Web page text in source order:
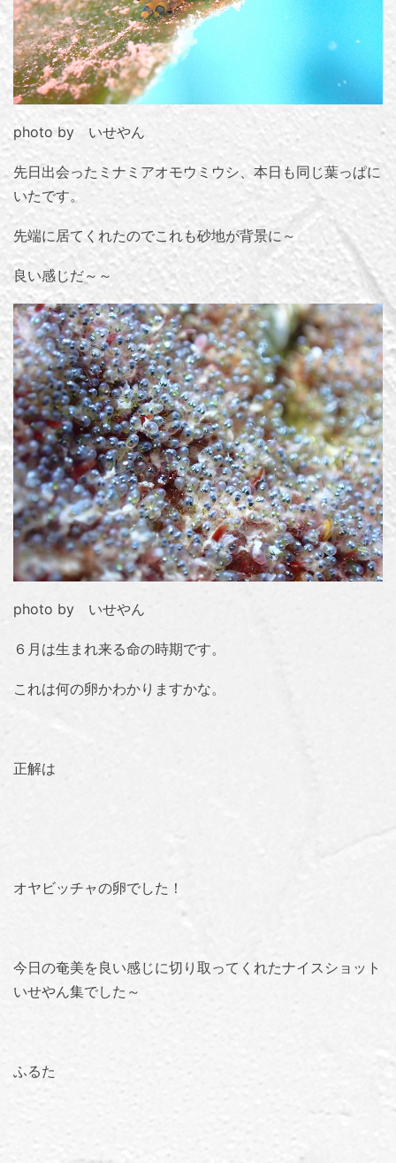
photo by いせやん
先日出会ったミナミアオモウミウシ、本日も同じ葉っぱに
いたです。
先端に居てくれたのでこれも砂地が背景に～
良い感じだ～～
photo by いせやん
６月は生まれ来る命の時期です。
これは何の卵かわかりますかな。
正解は
オヤビッチャの卵でした！
今日の奄美を良い感じに切り取ってくれたナイスショット
いせやん集でした～
ふるた